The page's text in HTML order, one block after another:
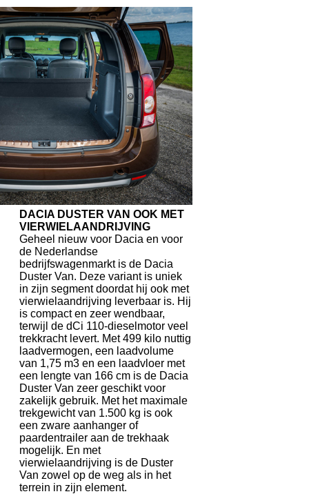
DACIA DUSTER VAN OOK MET
VIERWIELAANDRIJVING
Geheel nieuw voor Dacia en voor
de Nederlandse
bedrijfswagenmarkt is de Dacia
Duster Van. Deze variant is uniek
in zijn segment doordat hij ook met
vierwielaandrijving leverbaar is. Hij
is compact en zeer wendbaar,
terwijl de dCi 110-dieselmotor veel
trekkracht levert. Met 499 kilo nuttig
laadvermogen, een laadvolume
van 1,75 m3 en een laadvloer met
een lengte van 166 cm is de Dacia
Duster Van zeer geschikt voor
zakelijk gebruik. Met het maximale
trekgewicht van 1.500 kg is ook
een zware aanhanger of
paardentrailer aan de trekhaak
mogelijk. En met
vierwielaandrijving is de Duster
Van zowel op de weg als in het
terrein in zijn element.